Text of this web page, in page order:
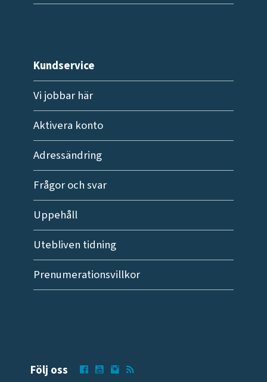
Kundservice
Vi jobbar här
Aktivera konto
Adressändring
Frågor och svar
Uppehåll
Utebliven tidning
Prenumerationsvillkor
Följ oss